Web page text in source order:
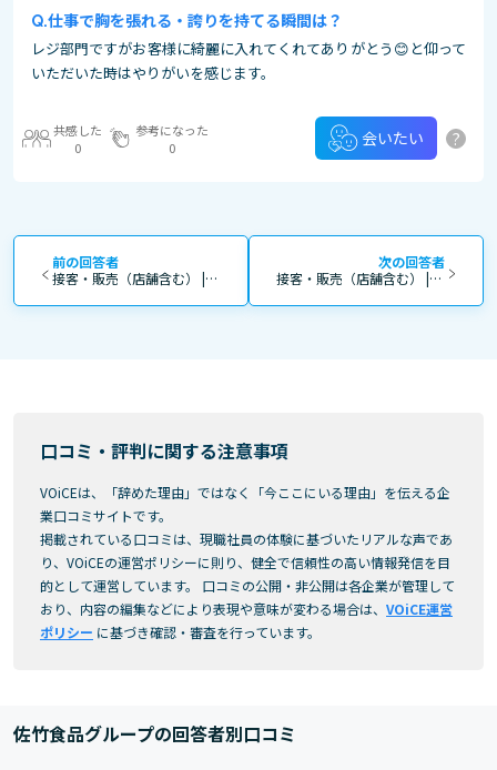
仕事で胸を張れる・誇りを持てる瞬間は？
レジ部門ですがお客様に綺麗に入れてくれてありがとう😊と仰って
いただいた時はやりがいを感じます。
共感した
0
参考になった
0
会いたい ?
前の回答者
接客・販売（店舗含む） | 20代 | 女性 | 4年～10年 | 正社員
次の回答者
接客・販売（店舗含む） | 40代 | 男性 | 4年～10年 | 正社員
口コミ・評判に関する注意事項
VOiCEは、「辞めた理由」ではなく「今ここにいる理由」を伝える企
業口コミサイトです。
掲載されている口コミは、現職社員の体験に基づいたリアルな声であ
り、VOiCEの運営ポリシーに則り、健全で信頼性の高い情報発信を目
的として運営しています。 口コミの公開・非公開は各企業が管理して
おり、内容の編集などにより表現や意味が変わる場合は、 VOiCE運営
ポリシー に基づき確認・審査を行っています。
佐竹食品グループの回答者別口コミ